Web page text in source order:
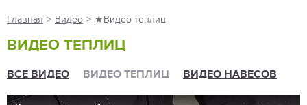
Главная > Видео > ★Видео теплиц
ВИДЕО ТЕПЛИЦ
ВСЕ ВИДЕО ВИДЕО ТЕПЛИЦ ВИДЕО НАВЕСОВ